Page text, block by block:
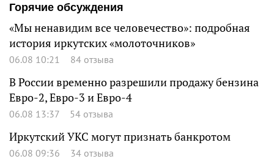
Горячие обсуждения
«Мы ненавидим все человечество»: подробная
история иркутских «молоточников»
06.08 10:21 84 отзыва
В России временно разрешили продажу бензина
Евро-2, Евро-3 и Евро-4
06.08 13:37 54 отзыва
Иркутский УКС могут признать банкротом
06.08 09:36 34 отзыва